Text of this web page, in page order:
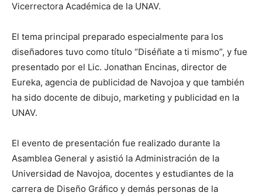
Vicerrectora Académica de la UNAV.
El tema principal preparado especialmente para los
diseñadores tuvo como título “Diséñate a ti mismo”, y fue
presentado por el Lic. Jonathan Encinas, director de
Eureka, agencia de publicidad de Navojoa y que también
ha sido docente de dibujo, marketing y publicidad en la
UNAV.
El evento de presentación fue realizado durante la
Asamblea General y asistió la Administración de la
Universidad de Navojoa, docentes y estudiantes de la
carrera de Diseño Gráfico y demás personas de la